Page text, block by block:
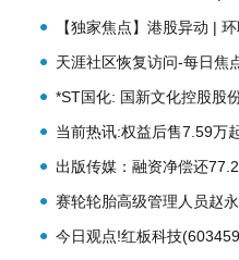
【独家焦点】港股异动 |
后涨超65% 近两周股价累
年度纯利同比增长30%-
天涯社区恢复访问-每日焦
*ST国化: 国新文化控股股
退市整理期交易首日的风
当前热讯:权益后售7.59万
款吉利牛仔正式上市
出版传媒：融资净偿还
1.92亿元-每日讯息
赛轮轮胎高级管理人员赵
增持金额107.13万元
今日观点!红板科技